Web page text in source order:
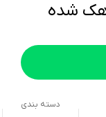
دسته بندی